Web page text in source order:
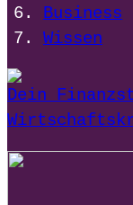
Business
Wissen
Dein